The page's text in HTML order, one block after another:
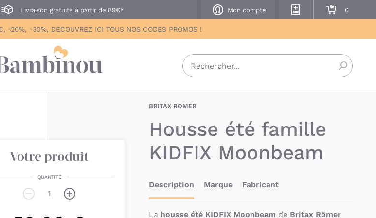
Livraison gratuite à partir de 89€* Mon compte
Mes listes de naissance
Mon panier
-30%, DECOUVREZ ICI TOUS NOS CODES PROMOS !
BRITAX ROMER
Housse été famille
KIDFIX Moonbeam
Votre produit
QUANTITÉ
Description Marque Fabricant
La housse été KIDFIX Moonbeam de Britax Römer